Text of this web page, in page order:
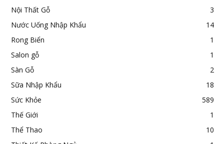
Nội Thất Gỗ
3
Nước Uống Nhập Khẩu
14
Rong Biển
1
Salon gỗ
1
Sàn Gỗ
2
Sữa Nhập Khẩu
18
Sức Khỏe
589
Thế Giới
1
Thể Thao
10